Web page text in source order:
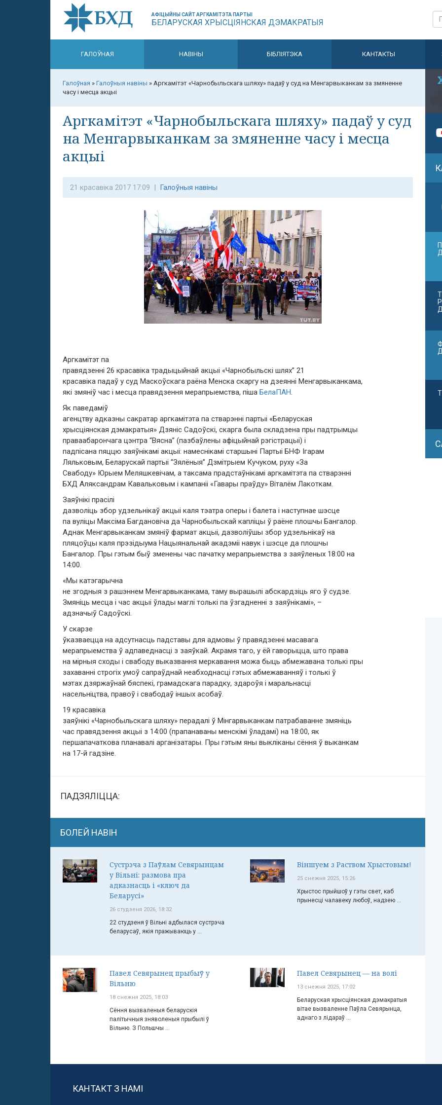
АФІЦЫЙНЫ САЙТ АРГКАМІТЭТА ПАРТЫІ
БЕЛАРУСКАЯ ХРЫСЦІЯНСКАЯ ДЭМАКРАТЫЯ
ГАЛОЎНАЯ НАВІНЫ БІБЛІЯТЭКА КАНТАКТЫ
Галоўная » Галоўныя навіны » Аргкамітэт «Чарнобыльскага шляху» падаў у суд на Менгарвыканкам за змяненне
часу і месца акцыі
Аргкамітэт «Чарнобыльскага шляху» падаў у суд
на Менгарвыканкам за змяненне часу і месца
акцыі
21 красавіка 2017 17:09 | Галоўныя навіны
Аргкамітэт па
правядзенні 26 красавіка традыцыйнай акцыі «Чарнобыльскі шлях” 21
красавіка падаў у суд Маскоўскага раёна Менска скаргу на дзеянні Менгарвыканкама,
які змяніў час і месца правядзення мерапрыемства, піша БелаПАН.
Як паведаміў
агенцтву адказны сакратар аргкамітэта па стварэнні партыі «Беларуская
хрысціянская дэмакратыя» Дзяніс Садоўскі, скарга была складзена пры падтрымцы
праваабарончага цэнтра “Вясна” (пазбаўлены афіцыйнай рэгістрацыі) і
падпісана пяццю заяўнікамі акцыі: намеснікамі старшыні Партыі БНФ Ігарам
Ляльковым, Беларускай партыі “Зялёныя” Дзмітрыем Кучуком, руху «За
Свабоду» Юрыем Меляшкевічам, а таксама прадстаўнікамі аргкамітэта па стварэнні
БХД Аляксандрам Кавальковым і кампаніі «Гавары праўду» Віталём Лакоткам.
Заяўнікі прасілі
дазволіць збор удзельнікаў акцыі каля тэатра оперы і балета і наступнае шэсце
па вуліцы Максіма Багдановіча да Чарнобыльскай капліцы ў раёне плошчы Бангалор.
Аднак Менгарвыканкам змяніў фармат акцыі, дазволіўшы збор удзельнікаў на
пляцоўцы каля прэзідыума Нацыянальнай акадэміі навук і шэсце да плошчы
Бангалор. Пры гэтым быў зменены час пачатку мерапрыемства з заяўленых 18:00 на
14:00.
«Мы катэгарычна
не згодныя з рашэннем Менгарвыканкама, таму вырашылі абскардзіць яго ў судзе.
Змяніць месца і час акцыі ўлады маглі толькі па ўзгадненні з заяўнікамі», –
адзначыў Садоўскі.
У скарзе
ўказваецца на адсутнасць падставы для адмовы ў правядзенні масавага
мерапрыемства ў адпаведнасці з заяўкай. Акрамя таго, у ёй гаворыцца, што права
на мірныя сходы і свабоду выказвання меркавання можа быць абмежавана толькі пры
захаванні строгіх умоў сапраўднай неабходнасці гэтых абмежаванняў і толькі ў
мэтах дзяржаўнай бяспекі, грамадскага парадку, здароўя і маральнасці
насельніцтва, правоў і свабодаў іншых асобаў.
19 красавіка
заяўнікі «Чарнобыльскага шляху» перадалі ў Мінгарвыканкам патрабаванне змяніць
час правядзення акцыі з 14:00 (прапанаваны менскімі ўладамі) на 18:00, як
першапачаткова планавалі арганізатары. Пры гэтым яны выкліканы сёння ў выканкам
на 17-й гадзіне.
ПАДЗЯЛІЦЦА:
БОЛЕЙ НАВІН
Сустрэча з Паўлам Севярынцам
у Вільні: размова пра
адказнасць і «ключ да
Беларусі»
26 студзеня 2026, 18:32
22 студзеня ў Вільні адбылася сустрэча
беларусаў, якія пражываюць у ...
Віншуем з Раством Хрыстовым!
25 снежня 2025, 15:26
Хрыстос прыйшоў у гэты свет, каб
прынесці чалавеку любоў, надзею ...
Павел Севярынец прыбыў у
Вільню
18 снежня 2025, 18:03
Сёння вызваленыя беларускія
палітычныя зняволеныя прыбылі ў
Вільню. З Польшчы ...
Павел Севярынец — на волі
13 снежня 2025, 17:02
Беларуская хрысціянская дэмакратыя
вітае вызваленне Паўла Севярынца,
аднаго з лідараў ...
КАНТАКТ З НАМІ